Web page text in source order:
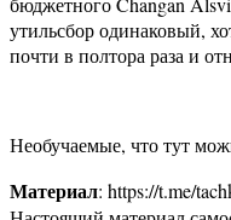
утильсбор одинаковый,
почти в полтора раза и
Необучаемые, что тут
Материал: https://t.me/